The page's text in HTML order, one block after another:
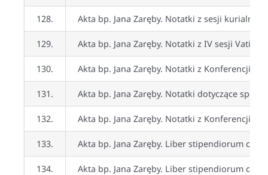
128. Akta bp. Jana Zaręby. Notatki z sesji
129. Akta bp. Jana Zaręby. Notatki z IV sesji
130. Akta bp. Jana Zaręby. Notatki z Konferencji
131. Akta bp. Jana Zaręby. Notatki dotyczące
132. Akta bp. Jana Zaręby. Notatki z Konferencji
133. Akta bp. Jana Zaręby. Liber stipendiorum cz. 1
134. Akta bp. Jana Zaręby. Liber stipendiorum cz. 2